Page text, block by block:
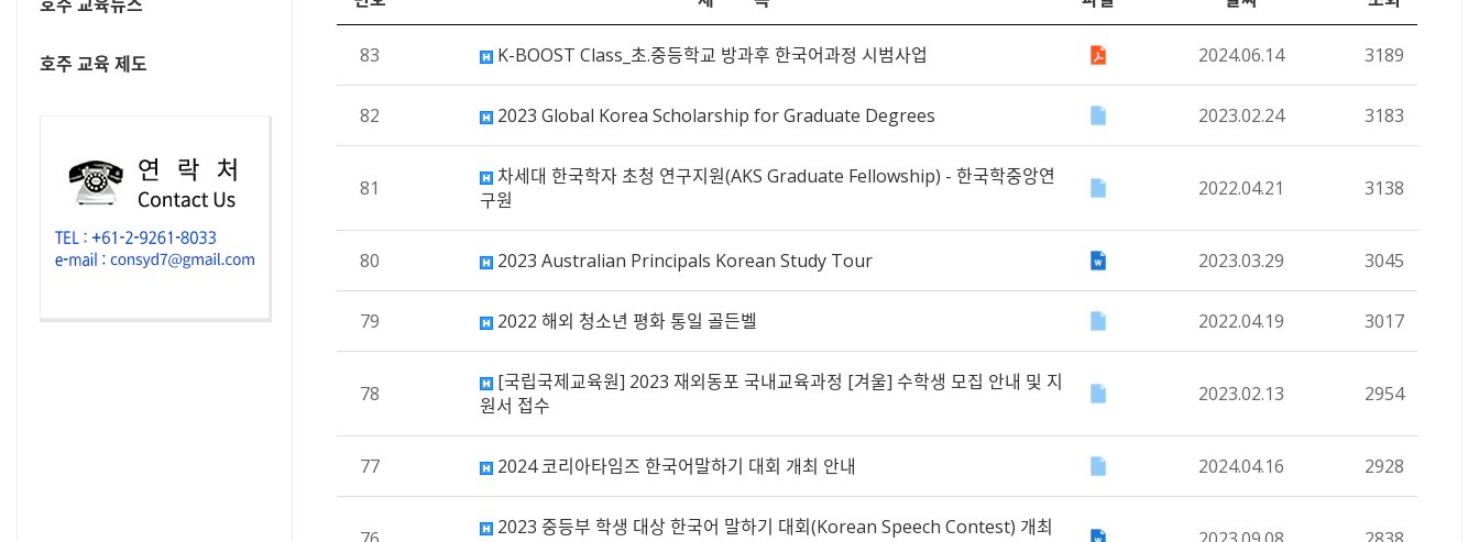
호주 교육 제도 83 K-BOOST Class_초.중등학교 방과후 한국어과정 시범사업 2024.06.14 3189
82 2023 Global Korea Scholarship for Graduate Degrees 2023.02.24 3183
81
차세대 한국학자 초청 연구지원(AKS Graduate Fellowship) - 한국학중앙연
구원
2022.04.21 3138
80 2023 Australian Principals Korean Study Tour 2023.03.29 3045
79 2022 해외 청소년 평화 통일 골든벨 2022.04.19 3017
78
[국립국제교육원] 2023 재외동포 국내교육과정 [겨울] 수학생 모집 안내 및 지
원서 접수
2023.02.13 2954
77 2024 코리아타임즈 한국어말하기 대회 개최 안내 2024.04.16 2928
2023 중등부 학생 대상 한국어 말하기 대회(Korean Speech Contest) 개최